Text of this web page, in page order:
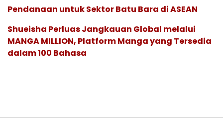
Pendanaan untuk Sektor Batu Bara di ASEAN
Shueisha Perluas Jangkauan Global melalui
MANGA MILLION, Platform Manga yang Tersedia
dalam 100 Bahasa